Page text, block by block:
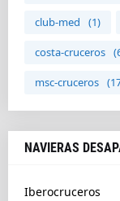
club-med (1)
costa-cruceros
msc-cruceros
NAVIERAS
Iberocruceros